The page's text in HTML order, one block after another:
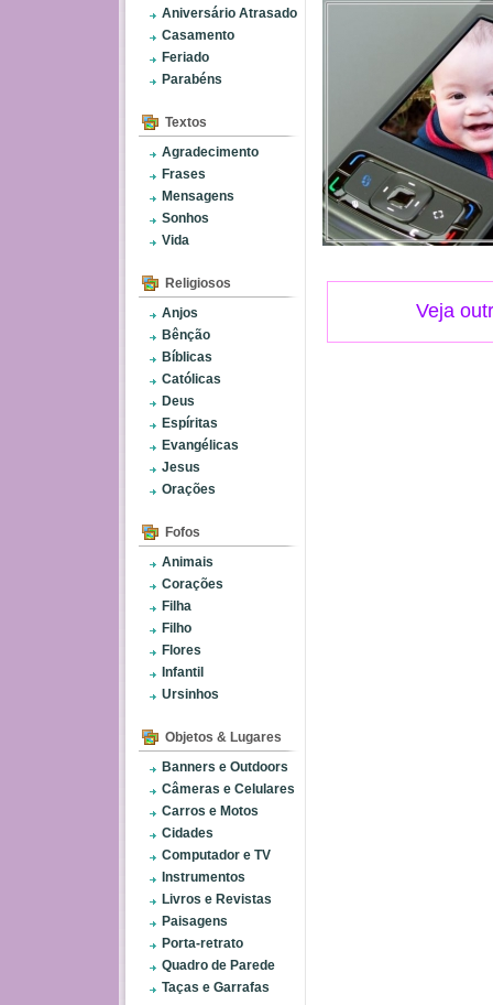
Aniversário Atrasado
Casamento
Feriado
Parabéns
Textos
Agradecimento
Frases
Mensagens
Sonhos
Vida
Religiosos
Anjos
Bênção
Bíblicas
Católicas
Deus
Espíritas
Evangélicas
Jesus
Orações
Fofos
Animais
Corações
Filha
Filho
Flores
Infantil
Ursinhos
Objetos & Lugares
Banners e Outdoors
Câmeras e Celulares
Carros e Motos
Cidades
Computador e TV
Instrumentos
Livros e Revistas
Paisagens
Porta-retrato
Quadro de Parede
Taças e Garrafas
Veja